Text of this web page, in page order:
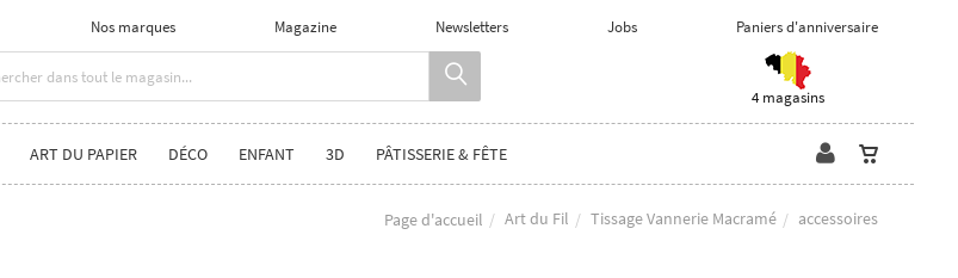
Nos marques Magazine Newsletters Jobs Paniers d'anniversaire
4 magasins
ART DU PAPIER DÉCO ENFANT 3D PÂTISSERIE & FÊTE
Page d'accueil Art du Fil Tissage Vannerie Macramé accessoires